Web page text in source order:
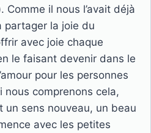
Comme il nous l’avait déjà
partager la joie du
avec joie chaque
le faisant devenir dans le
pour les personnes
nous comprenons cela,
sens nouveau, un beau
avec les petites